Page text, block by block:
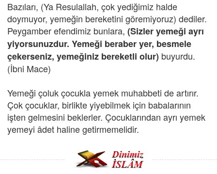
Bazıları, (Ya Resulallah, çok yediğimiz halde
doymuyor, yemeğin bereketini göremiyoruz) dediler.
Peygamber efendimiz bunlara, (Sizler yemeği ayrı
yiyorsunuzdur. Yemeği beraber yer, besmele
çekerseniz, yemeğiniz bereketli olur) buyurdu.
(İbni Mace)
Yemeği çoluk çocukla yemek muhabbeti de artırır.
Çok çocuklar, birlikte yiyebilmek için babalarının
işten gelmesini beklerler. Çocuklarından ayrı yemek
yemeyi âdet haline getirmemelidir.